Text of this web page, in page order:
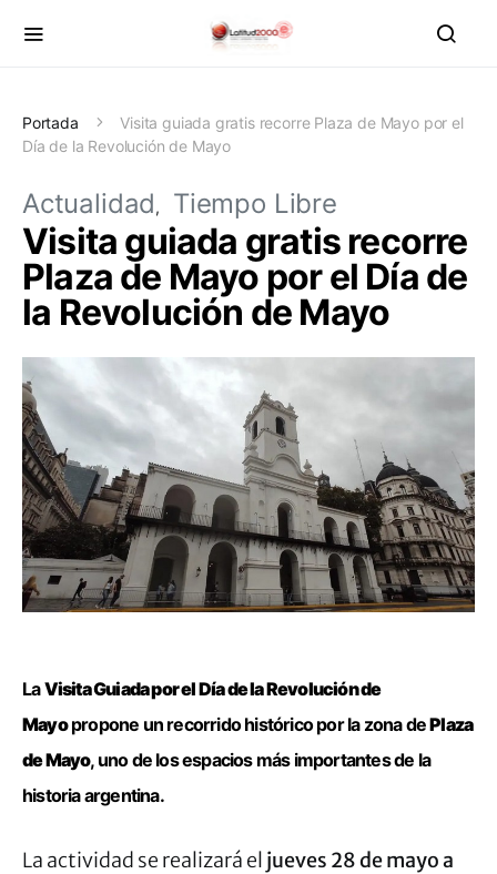
Portada
Visita guiada gratis recorre Plaza de Mayo por el
Día de la Revolución de Mayo
Actualidad Tiempo Libre
Visita guiada gratis recorre
Plaza de Mayo por el Día de
la Revolución de Mayo
LaVisita Guiada por el Día de la Revolución de
Mayopropone un recorrido histórico por la zona dePlaza
de Mayo, uno de los espacios más importantes de la
historia argentina.
La actividad se realizará el jueves 28 de mayo a